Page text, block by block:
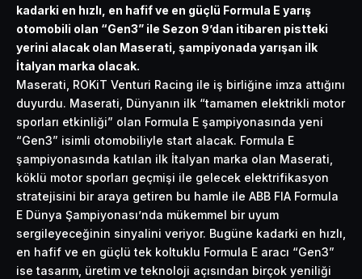
kadarki en hızlı, en hafif ve en güçlü Formula E yarış
otomobili olan “Gen3” ile Sezon 9’dan itibaren pistteki
yerini alacak olan Maserati, şampiyonada yarışan ilk
İtalyan marka olacak.
Maserati, ROKiT Venturi Racing ile iş birliğine imza attığını
duyurdu. Maserati, Dünyanın ilk “tamamen elektrikli motor
sporları etkinliği” olan Formula E şampiyonasında yeni
“Gen3” isimli otomobiliyle start alacak. Formula E
şampiyonasında katılan ilk İtalyan marka olan Maserati,
köklü motor sporları geçmişi ile gelecek elektrifikasyon
stratejisini bir araya getiren bu hamle ile ABB FIA Formula
E Dünya Şampiyonası’nda mükemmel bir uyum
sergileyeceğinin sinyalini veriyor. Bugüne kadarki en hızlı,
en hafif ve en güçlü tek koltuklu Formula E aracı “Gen3”
ise tasarım, üretim ve teknoloji açısından birçok yeniliği